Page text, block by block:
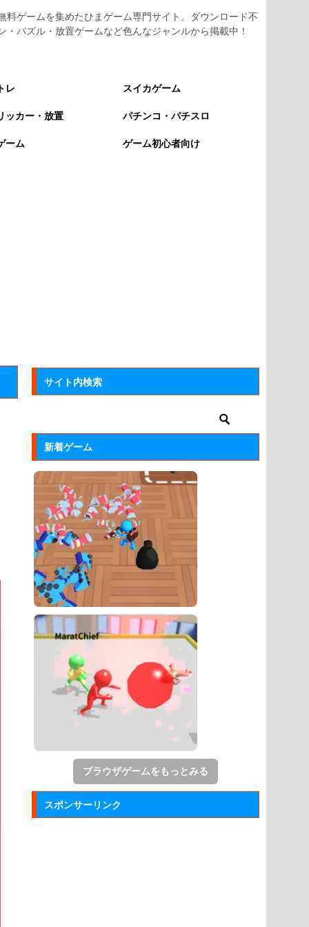
料ゲームを集めたひまゲーム専門サイト。ダウンロード不
パズル・放置ゲームなど色んなジャンルから掲載中！
レ スイカゲーム
ッカー・放置 パチンコ・パチスロ
ーム ゲーム初心者向け
サイト内検索
新着ゲーム
ブラウザゲームをもっとみる
スポンサーリンク